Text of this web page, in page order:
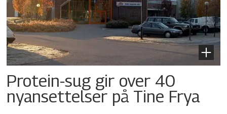
Protein-sug gir over 40
nyansettelser på Tine Frya